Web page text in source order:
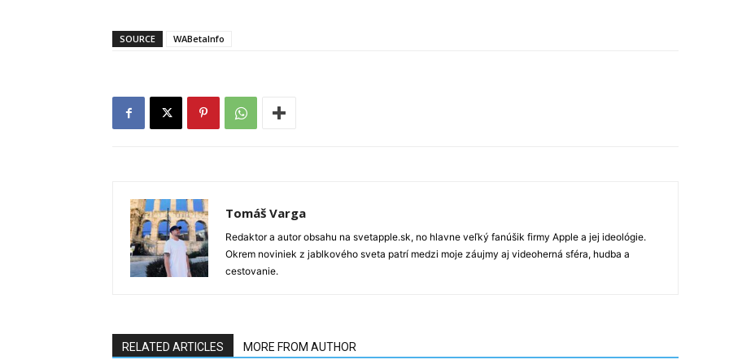
SOURCE WABetaInfo
Tomáš Varga
Redaktor a autor obsahu na svetapple.sk, no hlavne veľký fanúšik firmy Apple a jej ideológie.
Okrem noviniek z jablkového sveta patrí medzi moje záujmy aj videoherná sféra, hudba a
cestovanie.
RELATED ARTICLES MORE FROM AUTHOR